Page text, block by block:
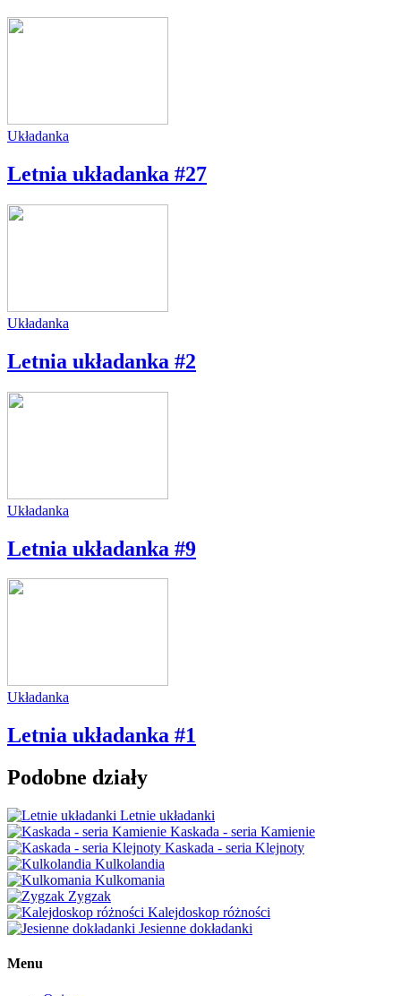
Układanka
Letnia układanka #27
Układanka
Letnia układanka #2
Układanka
Letnia układanka #9
Układanka
Letnia układanka #1
Podobne działy
Letnie układanki
Kaskada - seria Kamienie
Kaskada - seria Klejnoty
Kulkolandia
Kulkomania
Zygzak
Kalejdoskop różności
Jesienne dokładanki
Menu